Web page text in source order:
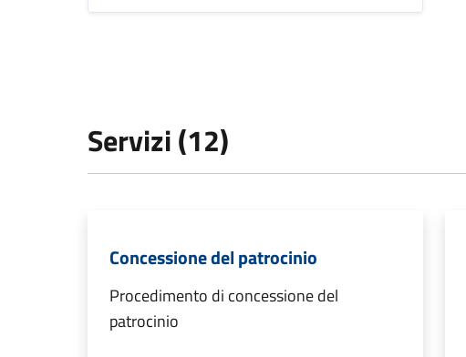
Servizi (12)
Concessione del patrocinio
Procedimento di concessione del
patrocinio